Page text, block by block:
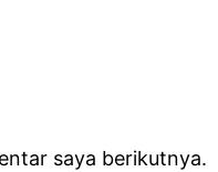
saya berikutnya.